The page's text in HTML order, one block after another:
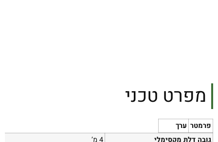
מפרט טכני
פרמטר ערך
גובה דלת מקסימלי
4 מ’